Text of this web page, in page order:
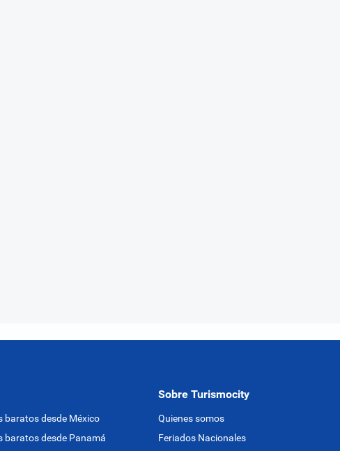
baratos desde México
baratos desde Panamá
Sobre Turismocity
Quienes somos
Feriados Nacionales